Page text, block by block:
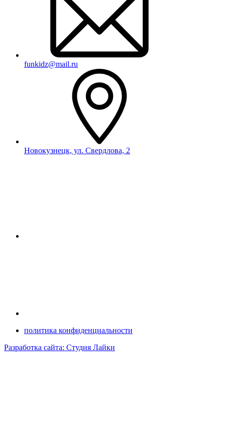
funkidz@mail.ru
Новокузнецк, ул. Свердлова, 2
политика конфиденциальности
Разработка сайта: Студия Лайки